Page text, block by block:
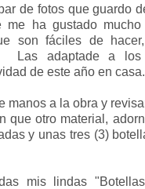
de fotos que guardo
me ha gustado
son fáciles de
Las adaptade a
de este año en casa.
a la obra y
que otro material,
y unas tres (3)
mis lindas "Botellas